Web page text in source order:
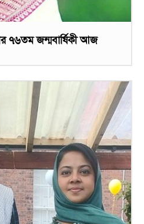
৭৬তম জন্মবার্ষিকী আজ